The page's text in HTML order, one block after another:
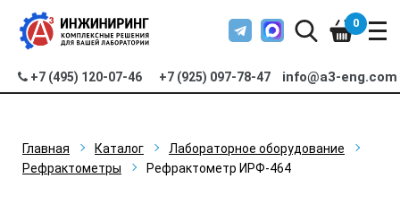
+7 (495) 120-07-46 +7 (925) 097-78-47 info@a3-eng.com
0
Главная Каталог
Лабораторное оборудование
Рефрактометры
Рефрактометр ИРФ-464